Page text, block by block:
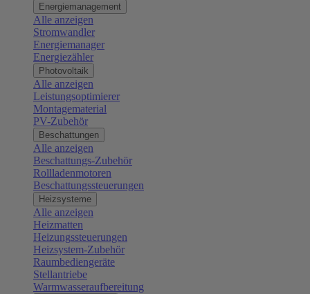
Energiemanagement
Alle anzeigen
Stromwandler
Energiemanager
Energiezähler
Photovoltaik
Alle anzeigen
Leistungsoptimierer
Montagematerial
PV-Zubehör
Beschattungen
Alle anzeigen
Beschattungs-Zubehör
Rollladenmotoren
Beschattungssteuerungen
Heizsysteme
Alle anzeigen
Heizmatten
Heizungssteuerungen
Heizsystem-Zubehör
Raumbediengeräte
Stellantriebe
Warmwasseraufbereitung